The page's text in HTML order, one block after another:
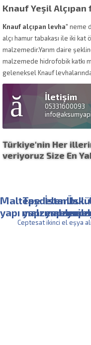
Knauf Yeşil Alçıpan
Knauf alçıpan levha" neme
alçı hamur tabakası ile iki
malzemedir.Yarım daire
malzemede hidrofobik katkı
geleneksel Knauf
İletişim
05331600093
Türkiye'nin Her
veriyoruz Size En
Maltepe
yapı malzemeleri
Taşdelen
yapı
İstanbul
yapı
Ceptesat ikinci el eşya